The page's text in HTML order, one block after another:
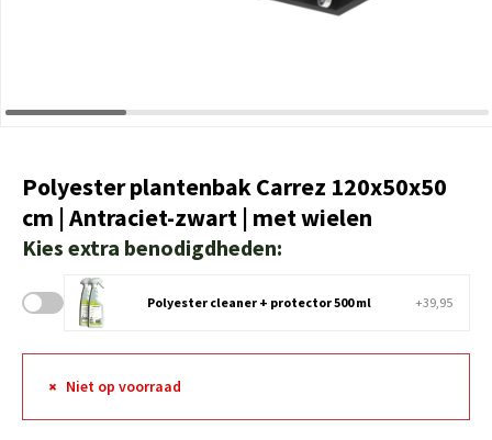
Polyester plantenbak Carrez 120x50x50
cm | Antraciet-zwart | met wielen
Kies extra benodigdheden:
Polyester cleaner + protector 500 ml +39,95
Niet op voorraad